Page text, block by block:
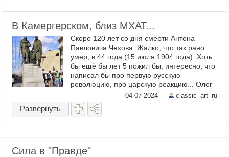
В Камергерском, близ МХАТ...
Скоро 120 лет со дня смерти Антона
Павловича Чехова. Жалко, что так рано
умер, в 44 года (15 июля 1904 года). Хоть
бы ещё бы лет 5 пожил бы, интересно, что
написал бы про первую русскую
революцию, про царскую реакцию... Олег
Павлович Табаков (в бытность его главным
режиссёром МХАТ ...
04-07-2024 — classic_art_ru
Развернуть
Сила в "Правде"